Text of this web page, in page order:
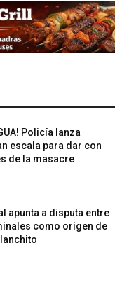
Policía lanza
escala para dar con
de la masacre
apunta a disputa entre
como origen de